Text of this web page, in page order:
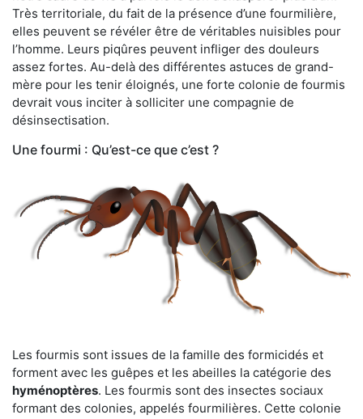
Très territoriale, du fait de la présence d’une fourmilière,
elles peuvent se révéler être de véritables nuisibles pour
l’homme. Leurs piqûres peuvent infliger des douleurs
assez fortes. Au-delà des différentes astuces de grand-
mère pour les tenir éloignés, une forte colonie de fourmis
devrait vous inciter à solliciter une compagnie de
désinsectisation.
Une fourmi : Qu’est-ce que c’est ?
Les fourmis sont issues de la famille des formicidés et
forment avec les guêpes et les abeilles la catégorie des
hyménoptères. Les fourmis sont des insectes sociaux
formant des colonies, appelés fourmilières. Cette colonie